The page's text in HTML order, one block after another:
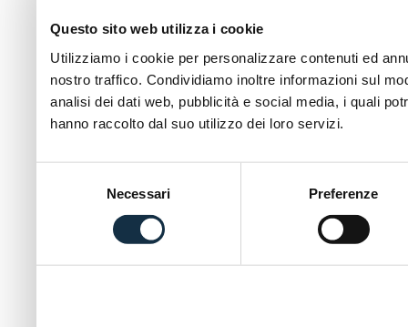
Questo sito web utilizza i cookie
Utilizziamo i cookie per personalizzare contenuti ed
nostro traffico. Condividiamo inoltre informazioni sul
analisi dei dati web, pubblicità e social media, i quali
hanno raccolto dal suo utilizzo dei loro servizi.
Necessari Preferenze